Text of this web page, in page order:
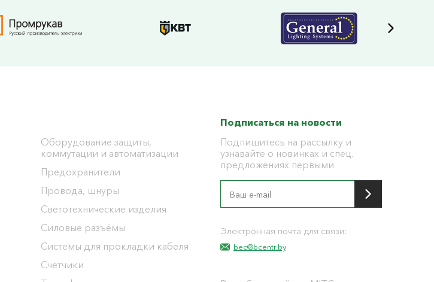
Оборудование защиты,
коммутации и автоматизации
Предохранители
Провода, шнуры
Светотехнические изделия
Силовые разъёмы
Системы для прокладки кабеля
Счетчики
Подписаться на новости
Подпишитесь на рассылку и
узнавайте о новинках и спец.
предложениях первыми
Электронная почта для связи:
bec@bcentr.by